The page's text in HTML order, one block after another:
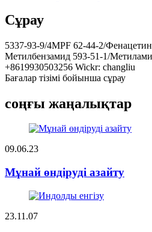
Сұрау
5337-93-9/4MPF 62-44-2/
Метилбензамид 593-51-1/
+8619930503256 Wickr: changliu
Бағалар тізімі бойынша сұрау
соңғы жаңалықтар
09.06.23
Мұнай өндіруді азайту
23.11.07